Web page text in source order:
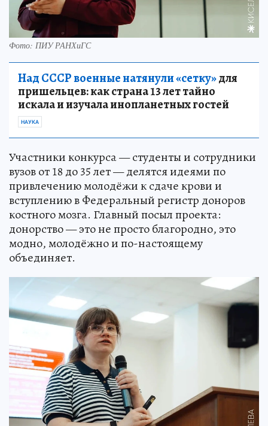
Фото: ПИУ РАНХиГС
Над СССР военные натянули «сетку»для
пришельцев: как страна 13 лет тайно
искала и изучала инопланетных гостей
НАУКА
Участники конкурса — студенты и сотрудники
вузов от 18 до 35 лет — делятся идеями по
привлечению молодёжи к сдаче крови и
вступлению в Федеральный регистр доноров
костного мозга. Главный посыл проекта:
донорство — это не просто благородно, это
модно, молодёжно и по-настоящему
объединяет.